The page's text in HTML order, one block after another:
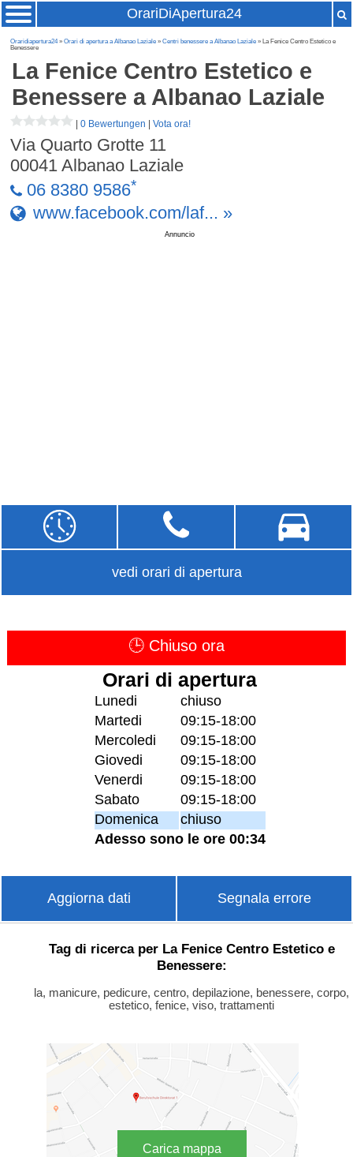
OrariDiApertura24
Oraridiapertura24»Orari di apertura a Albanao Laziale »Centri benessere a Albanao Laziale » La Fenice Centro Estetico e
Benessere
La Fenice Centro Estetico e
Benessere a Albanao Laziale
|0 Bewertungen |Vota ora!
Via Quarto Grotte 11
00041 Albanao Laziale
06 8380 9586*
www.facebook.com/laf... »
Annuncio
vedi orari di apertura
🕒 Chiuso ora
Orari di apertura
Lunedi
chiuso
Martedi
09:15-18:00
Mercoledi
09:15-18:00
Giovedi
09:15-18:00
Venerdi
09:15-18:00
Sabato
09:15-18:00
Domenica
chiuso
Adesso sono le ore 00:34
Aggiorna dati Segnala errore
Tag di ricerca per La Fenice Centro Estetico e
Benessere:
la, manicure, pedicure, centro, depilazione, benessere, corpo,
estetico, fenice, viso, trattamenti
Carica mappa